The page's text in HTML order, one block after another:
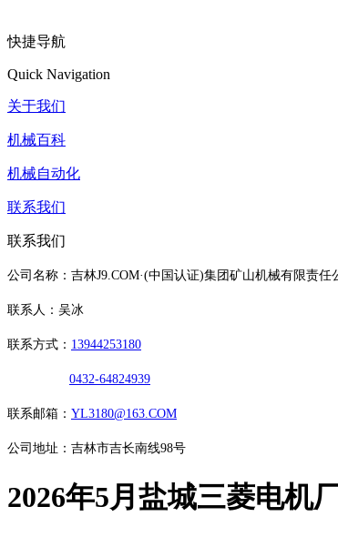
快捷导航
Quick Navigation
关于我们
机械百科
机械自动化
联系我们
联系我们
公司名称：吉林J9.COM·(中国认证)集团矿山机械有限责任
联系人：吴冰
联系方式： 13944253180
0432-64824939
联系邮箱： YL3180@163.COM
公司地址：吉林市吉长南线98号
2026年5月盐城三菱电机